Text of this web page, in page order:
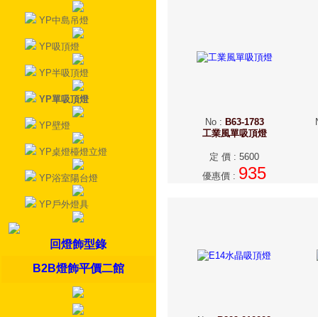
YP中島吊燈
YP吸頂燈
YP半吸頂燈
YP單吸頂燈
YP壁燈
YP桌燈檯燈立燈
YP浴室陽台燈
YP戶外燈具
回燈飾型錄
B2B燈飾平價二館
No: B63-1783
工業風單吸頂燈
定 價 : 5600
優惠價 : 935